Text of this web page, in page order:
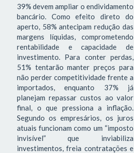
39% devem ampliar o endividamento
bancário. Como efeito direto do
aperto, 58% antecipam redução das
margens líquidas, comprometendo
rentabilidade e capacidade de
investimento. Para conter perdas,
51% tentarão manter preços para
não perder competitividade frente a
importados, enquanto 37% já
planejam repassar custos ao valor
final, o que pressiona a inflação.
Segundo os empresários, os juros
atuais funcionam como um “imposto
invisível” que inviabiliza
investimentos, freia contratações e